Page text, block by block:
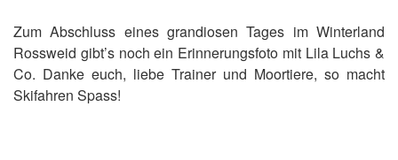
Zum Abschluss eines grandiosen Tages im Winterland
Rossweid gibt’s noch ein Erinnerungsfoto mit Lila Luchs &
Co. Danke euch, liebe Trainer und Moortiere, so macht
Skifahren Spass!